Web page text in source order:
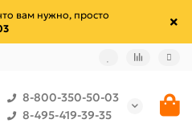
вам нужно, просто
8-800-350-50-03
8-495-419-39-35